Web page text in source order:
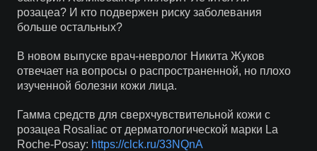
розацеа? И кто подвержен риску заболевания
больше остальных?
В новом выпуске врач-невролог Никита Жуков
отвечает на вопросы о распространенной, но плохо
изученной болезни кожи лица.
Гамма средств для сверхчувствительной кожи c
розацеа Rosaliac от дерматологической марки La
Roche-Posay: https://clck.ru/33NQnA